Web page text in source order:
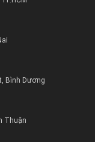
Bình Dương
Thuận